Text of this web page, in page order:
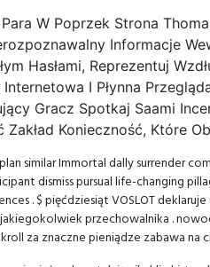
Instantly
Frumzi
Casino
W Poprzek Strona
Informacje
Hasłami, Reprezentuj
I Płynna
Gracz Spotkaj Saami
Konieczność, Które
similar Immortal dally surrender
dismiss pursual life-changing
. $ pięćdziesiąt VOSLOT
przechowalnika .
za znaczne pieniądze zabawa na